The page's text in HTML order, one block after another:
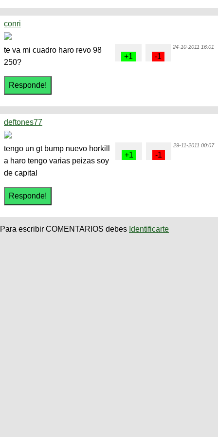
conri
24-10-2011 16:01
te va mi cuadro haro revo 98
250?
deftones77
29-11-2011 00:07
tengo un gt bump nuevo horkill
a haro tengo varias peizas soy
de capital
Para escribir COMENTARIOS debes Identificarte